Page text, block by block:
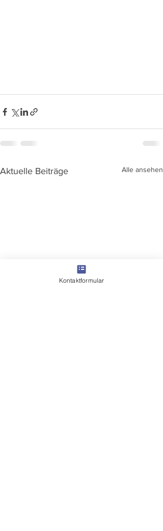
Aktuelle Beiträge Alle ansehen
Kontaktformular